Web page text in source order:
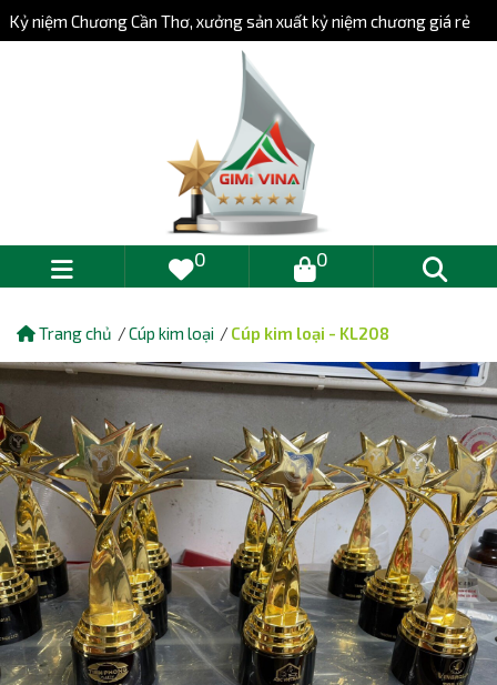
Trang chủ Cúp kim loại Cúp kim loại - KL208
Kỷ niệm Chương Cần Thơ, xưởng sản xuất kỷ niệm chương giá rẻ
0 0